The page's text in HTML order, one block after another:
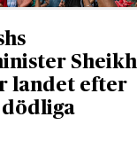
Sheikh
landet efter
dödliga